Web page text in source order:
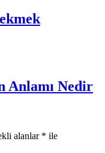
Anlamı Nedir
alanlar * ile